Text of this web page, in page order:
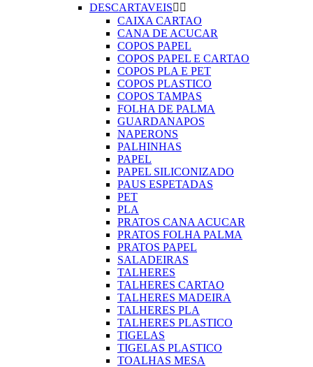
DESCARTAVEIS 
CAIXA CARTAO
CANA DE ACUCAR
COPOS PAPEL
COPOS PAPEL E CARTAO
COPOS PLA E PET
COPOS PLASTICO
COPOS TAMPAS
FOLHA DE PALMA
GUARDANAPOS
NAPERONS
PALHINHAS
PAPEL
PAPEL SILICONIZADO
PAUS ESPETADAS
PET
PLA
PRATOS CANA ACUCAR
PRATOS FOLHA PALMA
PRATOS PAPEL
SALADEIRAS
TALHERES
TALHERES CARTAO
TALHERES MADEIRA
TALHERES PLA
TALHERES PLASTICO
TIGELAS
TIGELAS PLASTICO
TOALHAS MESA